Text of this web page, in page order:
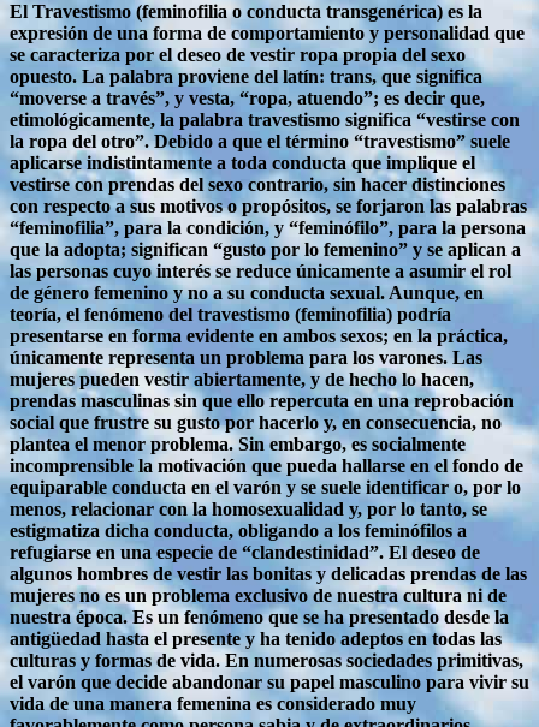
El Travestismo (feminofilia o conducta transgenérica) es la
expresión de una forma de comportamiento y personalidad que
se caracteriza por el deseo de vestir ropa propia del sexo
opuesto. La palabra proviene del latín: trans, que significa
“moverse a través”, y vesta, “ropa, atuendo”; es decir que,
etimológicamente, la palabra travestismo significa “vestirse con
la ropa del otro”. Debido a que el término “travestismo” suele
aplicarse indistintamente a toda conducta que implique el
vestirse con prendas del sexo contrario, sin hacer distinciones
con respecto a sus motivos o propósitos, se forjaron las palabras
“feminofilia”, para la condición, y “feminófilo”, para la persona
que la adopta; significan “gusto por lo femenino” y se aplican a
las personas cuyo interés se reduce únicamente a asumir el rol
de género femenino y no a su conducta sexual. Aunque, en
teoría, el fenómeno del travestismo (feminofilia) podría
presentarse en forma evidente en ambos sexos; en la práctica,
únicamente representa un problema para los varones. Las
mujeres pueden vestir abiertamente, y de hecho lo hacen,
prendas masculinas sin que ello repercuta en una reprobación
social que frustre su gusto por hacerlo y, en consecuencia, no
plantea el menor problema. Sin embargo, es socialmente
incomprensible la motivación que pueda hallarse en el fondo de
equiparable conducta en el varón y se suele identificar o, por lo
menos, relacionar con la homosexualidad y, por lo tanto, se
estigmatiza dicha conducta, obligando a los feminófilos a
refugiarse en una especie de “clandestinidad”. El deseo de
algunos hombres de vestir las bonitas y delicadas prendas de las
mujeres no es un problema exclusivo de nuestra cultura ni de
nuestra época. Es un fenómeno que se ha presentado desde la
antigüedad hasta el presente y ha tenido adeptos en todas las
culturas y formas de vida. En numerosas sociedades primitivas,
el varón que decide abandonar su papel masculino para vivir su
vida de una manera femenina es considerado muy